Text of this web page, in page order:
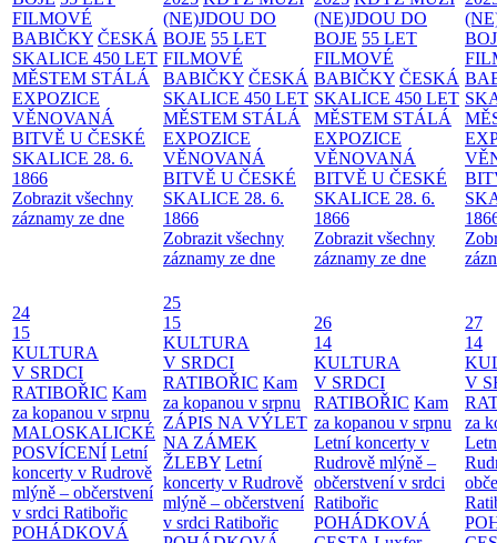
FILMOVÉ
BABIČKY ČESKÁ
SKALICE 450 LET
MĚSTEM STÁLÁ
EXPOZICE
VĚNOVANÁ
BITVĚ U ČESKÉ
SKALICE 28. 6.
1866
Zobrazit všechny
záznamy ze dne
(NE)JDOU DO
BOJE 55 LET
FILMOVÉ
BABIČKY ČESKÁ
SKALICE 450 LET
MĚSTEM STÁLÁ
EXPOZICE
VĚNOVANÁ
BITVĚ U ČESKÉ
SKALICE 28. 6.
1866
Zobrazit všechny
záznamy ze dne
(NE)JDOU DO
BOJE 55 LET
FILMOVÉ
BABIČKY ČESKÁ
SKALICE 450 LET
MĚSTEM STÁLÁ
EXPOZICE
VĚNOVANÁ
BITVĚ U ČESKÉ
SKALICE 28. 6.
1866
Zobrazit všechny
záznamy ze dne
24
15
KULTURA
V SRDCI
RATIBOŘIC Kam
za kopanou v srpnu
MALOSKALICKÉ
POSVÍCENÍ Letní
koncerty v Rudrově
mlýně – občerstvení
v srdci Ratibořic
POHÁDKOVÁ
25
15
KULTURA
V SRDCI
RATIBOŘIC Kam
za kopanou v srpnu
ZÁPIS NA VÝLET
NA ZÁMEK
ŽLEBY Letní
koncerty v Rudrově
mlýně – občerstvení
v srdci Ratibořic
26
14
KULTURA
V SRDCI
RATIBOŘIC Kam
za kopanou v srpnu
Letní koncerty v
Rudrově mlýně –
občerstvení v srdci
Ratibořic
POHÁDKOVÁ
27
14
V
za